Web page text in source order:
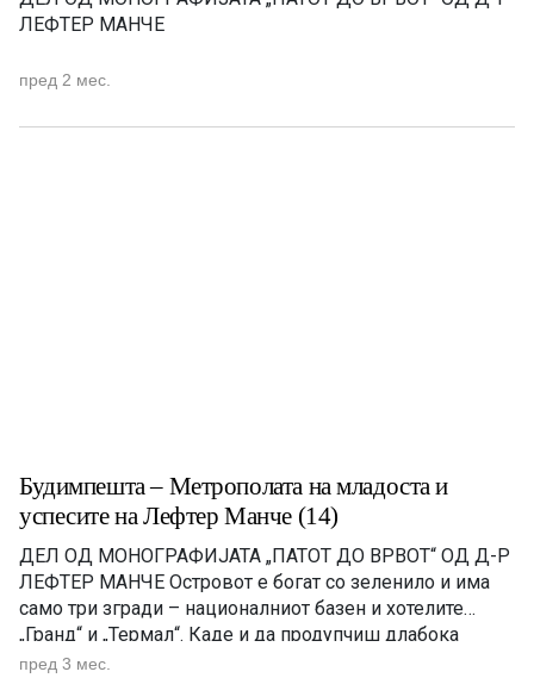
ЛЕФТЕР МАНЧЕ
пред 2 мес.
Будимпешта – Метрополата на младоста и
успесите на Лефтер Манче (14)
ДЕЛ ОД МОНОГРАФИЈАТА „ПАТОТ ДО ВРВОТ“ OД Д-Р
ЛЕФТЕР МАНЧЕ Островот е богат со зеленило и има
само три згради – националниот базен и хотелите
„Гранд“ и „Термал“. Каде и да продупчиш длабока
дупка во Будимпешта, и на многу места во Унгарија, ќе
пред 3 мес.